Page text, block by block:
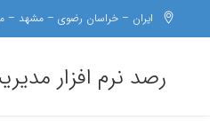
ایران – خراسان رضوی – مشهد –
رصد نرم افزار